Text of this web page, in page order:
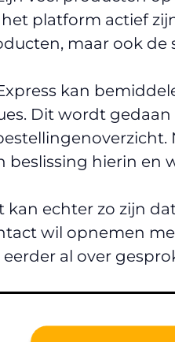
platform actief
maar ook de
kan
Dit wordt
beslissing hierin en
kan echter zo zijn
wil opnemen
eerder al over